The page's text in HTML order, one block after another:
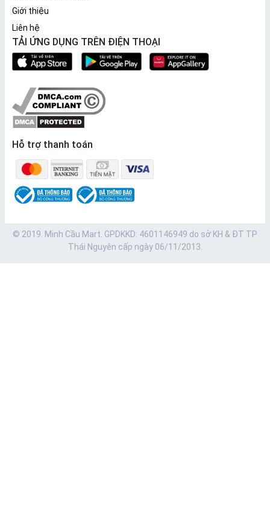
Giới thiệu
Liên hệ
TẢI ỨNG DỤNG TRÊN ĐIỆN THOẠI
Hỗ trợ thanh toán
© 2019. Minh Cầu Mart. GPDKKD: 4601146949 do sở KH & ĐT TP
Thái Nguyên cấp ngày 06/11/2013.